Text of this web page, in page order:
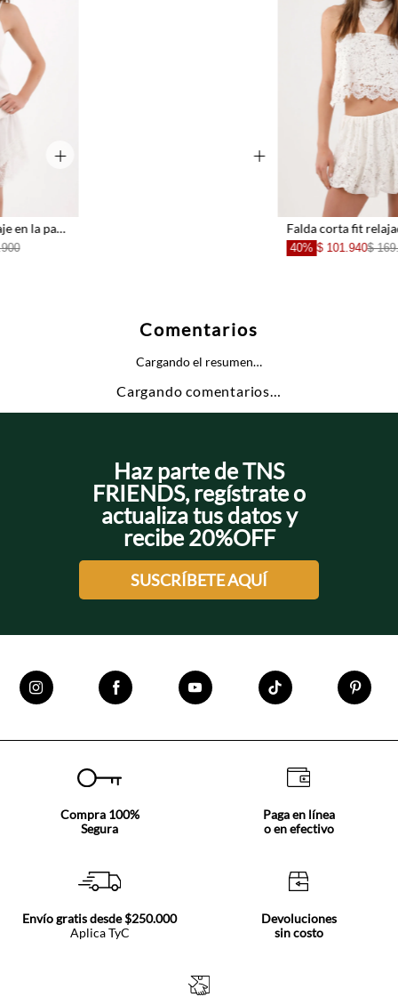
+
Falda corta fit relajado con bajo abullonado en encaje blanco para mujer
$ 101.940$ 169.900
Comentarios
Cargando el resumen…
Cargando comentarios…
Haz parte de TNS
FRIENDS, regístrate o
actualiza tus datos y
recibe 20%OFF
SUSCRÍBETE AQUÍ
Compra 100%
Segura
Paga en línea
o en efectivo
Envío gratis desde $250.000
Aplica TyC
Devoluciones
sin costo